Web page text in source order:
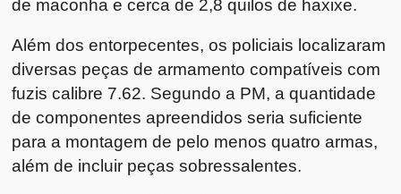
de maconha e cerca de 2,8 quilos de haxixe.
Além dos entorpecentes, os policiais localizaram
diversas peças de armamento compatíveis com
fuzis calibre 7.62. Segundo a PM, a quantidade
de componentes apreendidos seria suficiente
para a montagem de pelo menos quatro armas,
além de incluir peças sobressalentes.